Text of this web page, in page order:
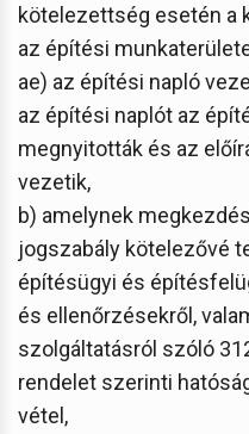
kötelezettség esetén a
az építési
ae) az építési napló
az építési naplót az
megnyitották és az
vezetik,
b) amelynek
jogszabály kötelezővé
építésügyi és
és ellenőrzésekről,
szolgáltatásról szóló
rendelet szerinti
vétel,